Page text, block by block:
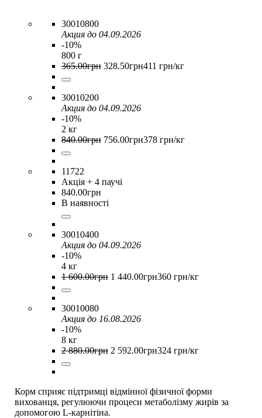
30010800
Акция до 04.09.2026
-10%
800 г
365.00грн 328.50грн411 грн/кг
30010200
Акция до 04.09.2026
-10%
2 кг
840.00грн 756.00грн378 грн/кг
11722
Акція + 4 паучі
840.00грн
В наявності
30010400
Акция до 04.09.2026
-10%
4 кг
1 600.00грн 1 440.00грн360 грн/кг
30010080
Акция до 16.08.2026
-10%
8 кг
2 880.00грн 2 592.00грн324 грн/кг
Корм сприяє підтримці відмінної фізичної форми
вихованця, регулюючи процеси метаболізму жирів за
допомогою L-карнітіна.